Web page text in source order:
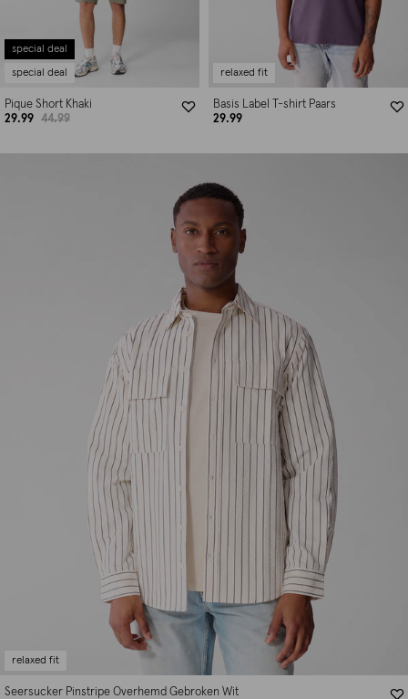
special deal
special deal
Pique Short Khaki
29.99
44.99
relaxed fit
Basis Label T-shirt Paars
29.99
relaxed fit
Seersucker Pinstripe Overhemd Gebroken Wit